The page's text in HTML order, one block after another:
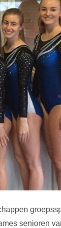
senioren